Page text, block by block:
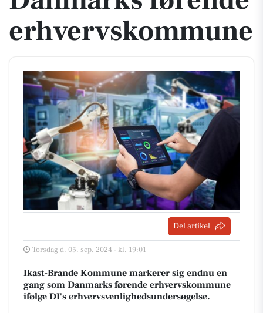
erhvervskommune
Del artikel
Torsdag d. 05. sep. 2024 - kl. 19:01
Ikast-Brande Kommune markerer sig endnu en
gang som Danmarks førende erhvervskommune
ifølge DI's erhvervsvenlighedsundersøgelse.